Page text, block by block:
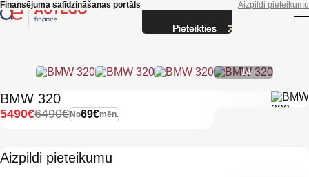
Skip to main content
Finansējuma salīdzināšanas portāls Aizpildi pieteikumu
+14
BMW 320
No69€mēn.
6490€
5490€
Aizpildi pieteikumu